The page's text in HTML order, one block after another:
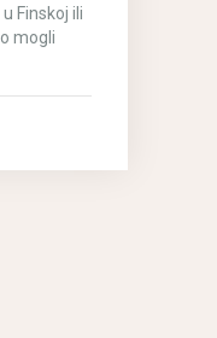
Finskoj ili
mogli